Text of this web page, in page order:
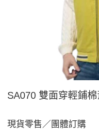
SA070 雙面穿輕鋪
現貨零售／團體訂購